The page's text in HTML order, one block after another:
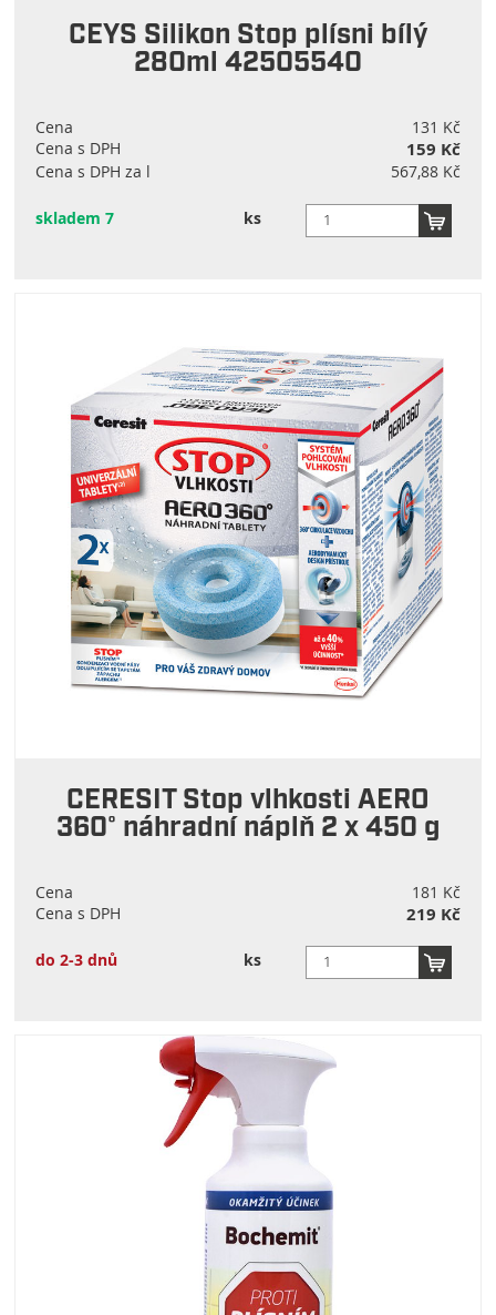
CEYS Silikon Stop plísni bílý
280ml 42505540
Cena
131 Kč
Cena s DPH
159 Kč
Cena s DPH za l 567,88 Kč
skladem 7 ks
CERESIT Stop vlhkosti AERO
360° náhradní náplň 2 x 450 g
Cena
181 Kč
Cena s DPH
219 Kč
do 2-3 dnů ks